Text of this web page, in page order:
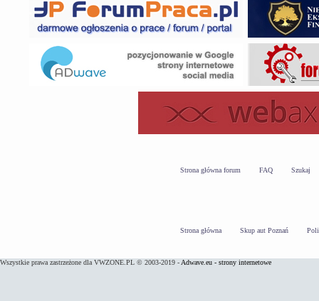
Strona główna forum FAQ Szukaj
Strona główna Skup aut Poznań
Wszystkie prawa zastrzeżone dla VWZONE.PL © 2003-2019 - Adwave.eu - strony internetowe